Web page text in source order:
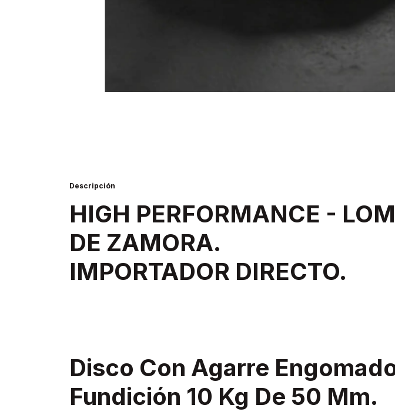
Descripción
HIGH PERFORMANCE -
DE ZAMORA.
IMPORTADOR DIRECTO.
Disco Con Agarre
Fundición 10 Kg De 50 Mm.